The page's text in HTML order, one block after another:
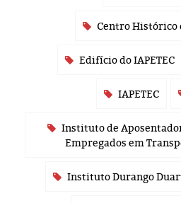
Centro Histórico
Edifício do IAPETEC
IAPETEC
Instituto de
Empregados em
Instituto Durango